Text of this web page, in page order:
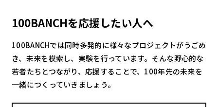
100BANCHを応援したい人へ
100BANCHでは同時多発的に様々なプロジェクトがうごめ
き、未来を模索し、実験を行っています。そんな野心的な
若者たちとつながり、応援することで、100年先の未来を
一緒につくっていきましょう。